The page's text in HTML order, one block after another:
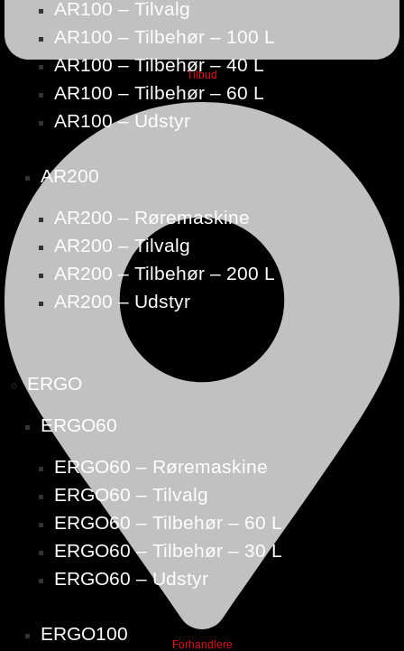
Tilbud
Forhandlere
AR100 – Tilvalg
AR100 – Tilbehør – 100 L
AR100 – Tilbehør – 40 L
AR100 – Tilbehør – 60 L
AR100 – Udstyr
AR200
AR200 – Røremaskine
AR200 – Tilvalg
AR200 – Tilbehør – 200 L
AR200 – Udstyr
ERGO
ERGO60
ERGO60 – Røremaskine
ERGO60 – Tilvalg
ERGO60 – Tilbehør – 60 L
ERGO60 – Tilbehør – 30 L
ERGO60 – Udstyr
ERGO100